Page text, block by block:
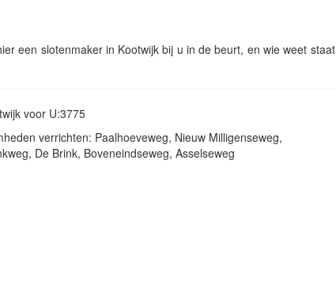
een slotenmaker in Kootwijk bij u in de beurt, en wie weet staat
voor U:3775
verrichten: Paalhoeveweg, Nieuw Milligenseweg,
De Brink, Boveneindseweg, Asselseweg